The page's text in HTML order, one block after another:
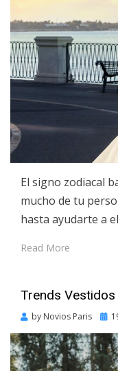
El signo zodiacal
mucho de tu
hasta ayudarte a
Read More
Trends
by Novios Paris